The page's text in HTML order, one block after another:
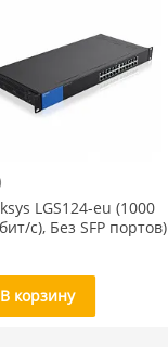
LGS124-eu (1000
с), Без SFP портов)
В корзину